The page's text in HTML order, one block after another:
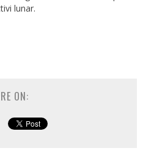
lunar.
ON: